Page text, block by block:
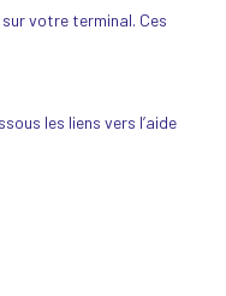
votre terminal. Ces
les liens vers l’aide